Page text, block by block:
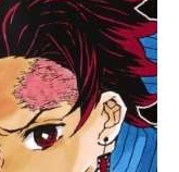
”永遠の若さ”を喧
楽園］を探ること
て疑わない。教祖
明けた”あの日”の
……吸血鬼を巡る
ま再び始ま
売日：2024/03/18